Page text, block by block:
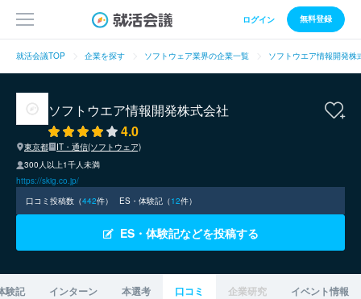
ログイン 無料登録
就活会議TOP 企業を探す ソフトウェア業界の企業一覧 ソフトウエア情報開発株
ソフトウエア情報開発株式会社
4.0
東京都
IT・通信(ソフトウェア)
300人以上1千人未満
https://skig.co.jp/
口コミ投稿数（442件） ES・体験記（12件）
ES・体験記などを投稿する
験記 インターン 本選考 口コミ 企業研究 イベント情報